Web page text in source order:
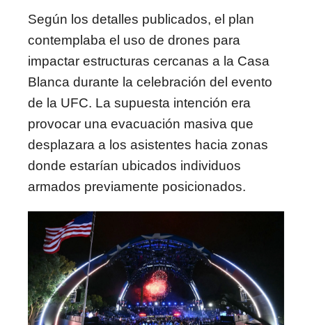
Según los detalles publicados, el plan
contemplaba el uso de drones para
impactar estructuras cercanas a la Casa
Blanca durante la celebración del evento
de la UFC. La supuesta intención era
provocar una evacuación masiva que
desplazara a los asistentes hacia zonas
donde estarían ubicados individuos
armados previamente posicionados.